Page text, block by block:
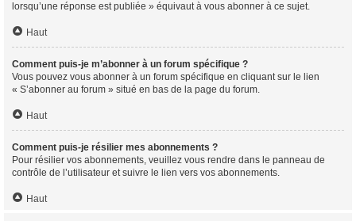
lorsqu’une réponse est publiée » équivaut à vous abonner à ce sujet.
Haut
Comment puis-je m’abonner à un forum spécifique ?
Vous pouvez vous abonner à un forum spécifique en cliquant sur le lien
« S’abonner au forum » situé en bas de la page du forum.
Haut
Comment puis-je résilier mes abonnements ?
Pour résilier vos abonnements, veuillez vous rendre dans le panneau de
contrôle de l’utilisateur et suivre le lien vers vos abonnements.
Haut